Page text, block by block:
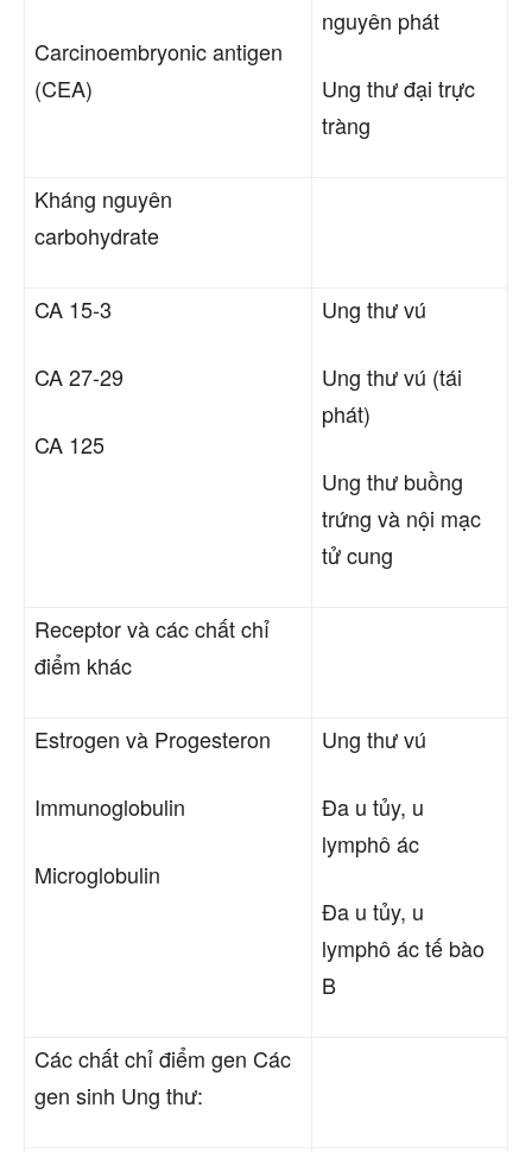
Carcinoembryonic antigen
(CEA)
nguyên phát
Ung thưđại trực
tràng
Kháng nguyên
carbohydrate
CA 15-3
CA 27-29
CA 125
Ung thưvú
Ung thưvú (tái
phát)
Ung thư buồng
trứng và nội mạc
tử cung
Receptor và các chất chỉ
điểm khác
Estrogen và Progesteron
Immunoglobulin
Microglobulin
Ung thưvú
Đa u tủy, u
lymphô ác
Đa u tủy, u
lymphô ác tế bào
B
Các chất chỉ điểm gen Các
gen sinh Ung thư: